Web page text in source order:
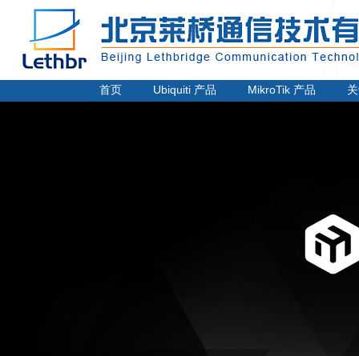
010-62220424
传真：010-62220448
邮箱：sunny@lethbr.com
首页 Ubiquiti 产品 MikroTik 产品